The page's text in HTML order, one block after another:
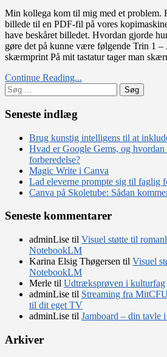
beskærer
du
et
billede
fra
Min kollega kom til mig med et problem.
billede til en PDF-fil på vores
have beskåret billedet. Hvordan gjorde
gøre det på kunne være følgende Trin 1
skærmprint På mit tastatur tager man
Continue Reading...
Søg
efter:
Seneste indlæg
Brug kunstig intelligens til at
Hvad er Google Gems, og hvordan
forberedelse?
Magic Write i Canva
Lad eleverne prompte sig til faglig
Canva på Skoletube: Sådan
Seneste kommentarer
adminLise til Visuel støtte til
NotebookLM
Karina Elsig Thøgersen til Visuel
NotebookLM
Merle til Udtræksprøven i kulturfag
adminLise til Streaming fra
til dit eget TV
adminLise til Jamboard – din tavle
Arkiver